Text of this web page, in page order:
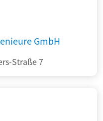
GmbH
Straße 7